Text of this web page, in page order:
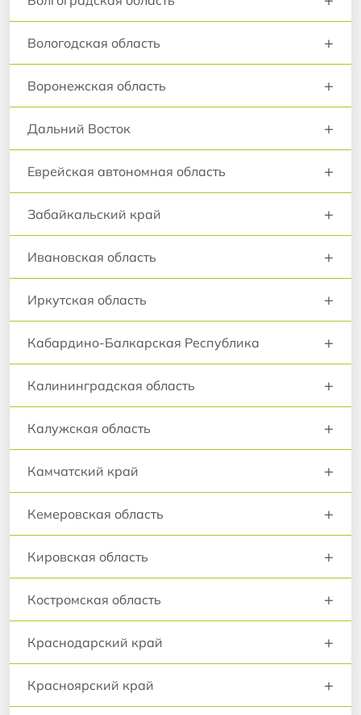
Вологодская область +
Воронежская область +
Дальний Восток +
Еврейская автономная область +
Забайкальский край +
Ивановская область +
Иркутская область +
Кабардино-Балкарская Республика +
Калининградская область +
Калужская область +
Камчатский край +
Кемеровская область +
Кировская область +
Костромская область +
Краснодарский край +
Красноярский край +